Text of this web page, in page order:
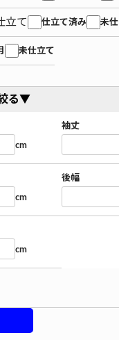
立て 仕立て済み 未
未仕立て
る▼
cm
袖丈
cm
後幅
cm